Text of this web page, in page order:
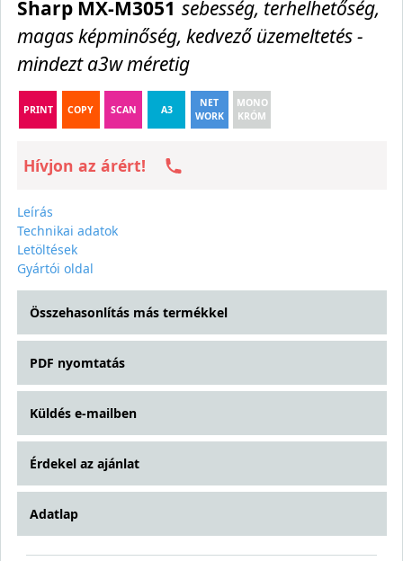
Sharp MX-M3051 sebesség, terhelhetőség,
magas képminőség, kedvező üzemeltetés -
mindezt a3w méretig
PRINT COPY SCAN A3
NET
WORK
MONO
KRÓM
Hívjon az árért!
Leírás
Technikai adatok
Letöltések
Gyártói oldal
Összehasonlítás más termékkel
PDF nyomtatás
Küldés e-mailben
Érdekel az ajánlat
Adatlap